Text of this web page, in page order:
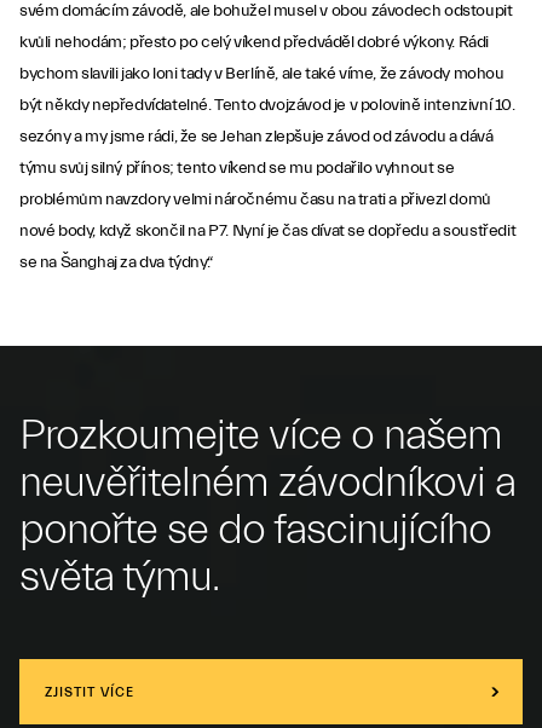
svém domácím závodě, ale bohužel musel v obou závodech odstoupit
kvůli nehodám; přesto po celý víkend předváděl dobré výkony. Rádi
bychom slavili jako loni tady v Berlíně, ale také víme, že závody mohou
být někdy nepředvídatelné. Tento dvojzávod je v polovině intenzivní 10.
sezóny a my jsme rádi, že se Jehan zlepšuje závod od závodu a dává
týmu svůj silný přínos; tento víkend se mu podařilo vyhnout se
problémům navzdory velmi náročnému času na trati a přivezl domů
nové body, když skončil na P7. Nyní je čas dívat se dopředu a soustředit
se na Šanghaj za dva týdny.“
Prozkoumejte více o našem
neuvěřitelném závodníkovi a
ponořte se do fascinujícího
světa týmu.
ZJISTIT VÍCE